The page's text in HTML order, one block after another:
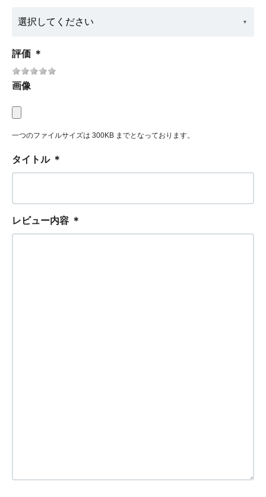
評価 ＊
画像
一つのファイルサイズは 300KB までとなっております。
タイトル ＊
レビュー内容 ＊